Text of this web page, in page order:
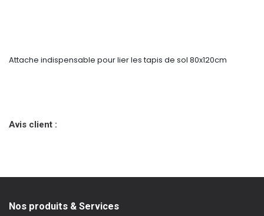
Attache indispensable pour lier les tapis de sol 80x120cm
Avis client :
Nos produits & Services